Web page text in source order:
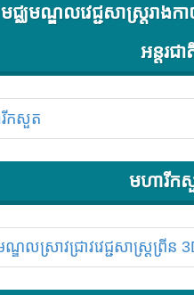
មជ្ឈមណ្ឌលវេជ្ជសាស្រ្តរា
អន្តរជា
មហារីក